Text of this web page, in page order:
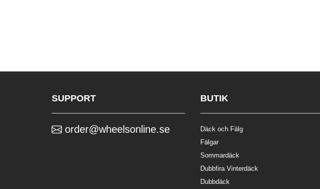
SUPPORT
order@wheelsonline.se
BUTIK
Däck och Fälg
Fälgar
Sommardäck
Dubbfira Vinterdäck
Dubbdäck